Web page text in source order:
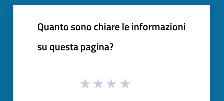
Quanto sono chiare le informazioni
su questa pagina?